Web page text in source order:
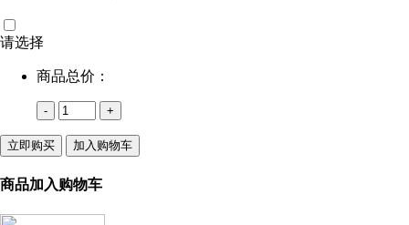
请选择
商品总价：
- +
立即购买 加入购物车
商品加入购物车